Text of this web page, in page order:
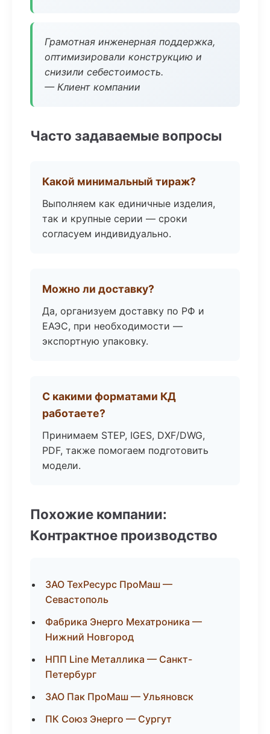
Грамотная инженерная поддержка,
оптимизировали конструкцию и
снизили себестоимость.
— Клиент компании
Часто задаваемые вопросы
Какой минимальный тираж?
Выполняем как единичные изделия,
так и крупные серии — сроки
согласуем индивидуально.
Можно ли доставку?
Да, организуем доставку по РФ и
ЕАЭС, при необходимости —
экспортную упаковку.
С какими форматами КД
работаете?
Принимаем STEP, IGES, DXF/DWG,
PDF, также помогаем подготовить
модели.
Похожие компании:
Контрактное производство
ЗАО ТехРесурс ПроМаш —
Севастополь
Фабрика Энерго Мехатроника —
Нижний Новгород
НПП Line Металлика — Санкт-
Петербург
ЗАО Пак ПроМаш — Ульяновск
ПК Союз Энерго — Сургут